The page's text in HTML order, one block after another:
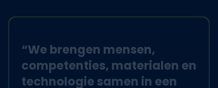
“We brengen mensen,
competenties, materialen en
technologie samen in een